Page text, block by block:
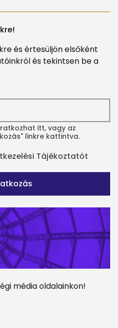
és értesüljön elsőként
és tekintsen be a
itt, vagy az
linkre kattintva.
Tájékoztatót
média oldalainkon!